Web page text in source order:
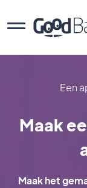
Een
Maak
Maak het